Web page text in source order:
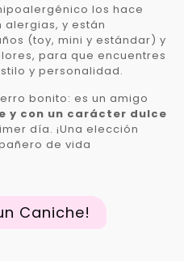
los hace
y están
(toy, mini y estándar) y
para que encuentres
y personalidad.
bonito: es un amigo
y con un carácter dulce
día. ¡Una elección
de vida
Caniche!